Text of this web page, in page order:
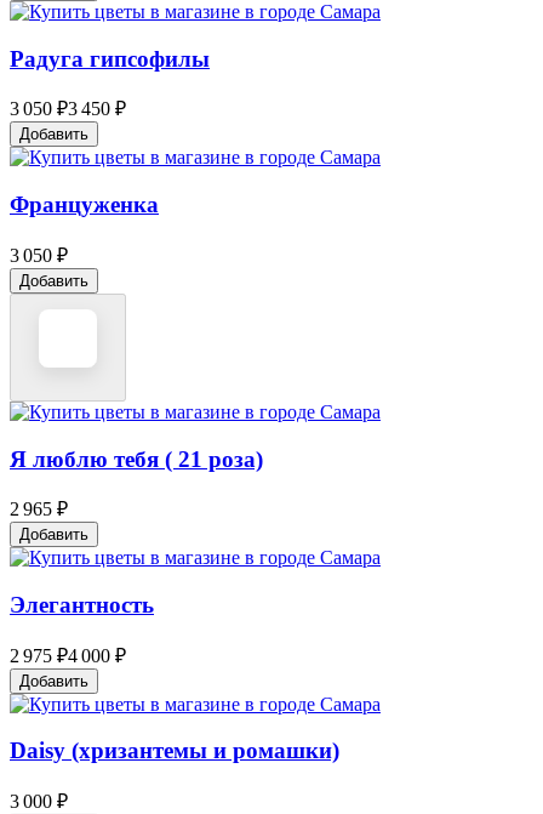
Радуга гипсофилы
3 050 ₽3 450 ₽
Добавить
Француженка
3 050 ₽
Добавить
Я люблю тебя ( 21 роза)
2 965 ₽
Добавить
Элегантность
2 975 ₽4 000 ₽
Добавить
Daisy (хризантемы и ромашки)
3 000 ₽